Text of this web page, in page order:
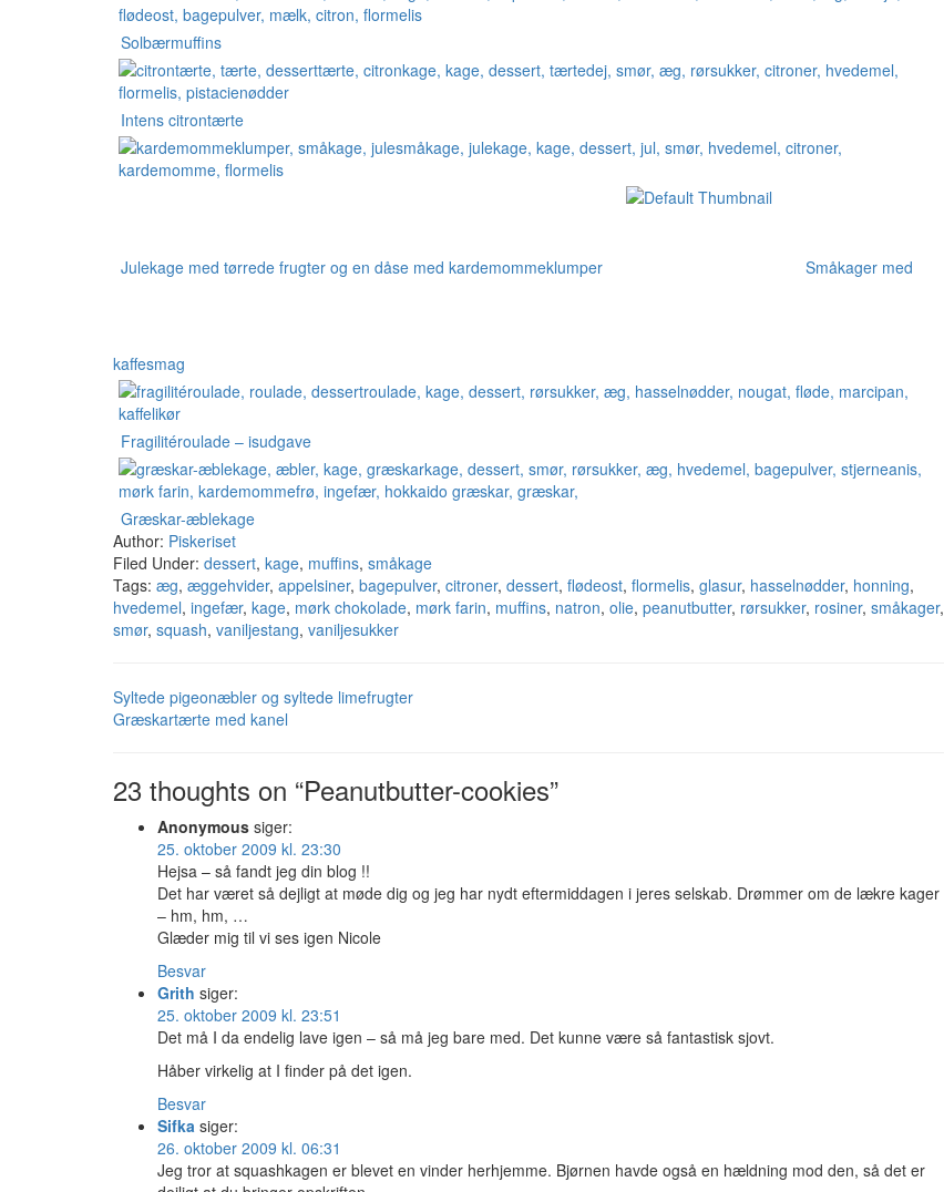
Solbærmuffins
Intens citrontærte
Julekage med tørrede frugter og en dåse med kardemommeklumper Småkager med
kaffesmag
Fragilitéroulade – isudgave
Græskar-æblekage
Author: Piskeriset
Filed Under: dessert, kage, muffins, småkage
Tags: æg, æggehvider, appelsiner, bagepulver, citroner, dessert, flødeost, flormelis, glasur, hasselnødder, honning,
hvedemel, ingefær, kage, mørk chokolade, mørk farin, muffins, natron, olie, peanutbutter, rørsukker, rosiner, småkager,
smør, squash, vaniljestang, vaniljesukker
Syltede pigeonæbler og syltede limefrugter
Græskartærte med kanel
23 thoughts on “Peanutbutter-cookies”
Anonymous siger:
25. oktober 2009 kl. 23:30
Hejsa – så fandt jeg din blog !!
Det har været så dejligt at møde dig og jeg har nydt eftermiddagen i jeres selskab. Drømmer om de lækre kager
– hm, hm, …
Glæder mig til vi ses igen Nicole
Besvar
Grith siger:
25. oktober 2009 kl. 23:51
Det må I da endelig lave igen – så må jeg bare med. Det kunne være så fantastisk sjovt.
Håber virkelig at I finder på det igen.
Besvar
Sifka siger:
26. oktober 2009 kl. 06:31
Jeg tror at squashkagen er blevet en vinder herhjemme. Bjørnen havde også en hældning mod den, så det er